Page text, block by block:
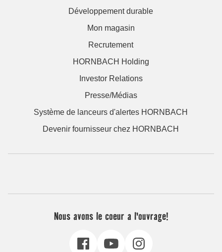
Développement durable
Mon magasin
Recrutement
HORNBACH Holding
Investor Relations
Presse/Médias
Système de lanceurs d'alertes HORNBACH
Devenir fournisseur chez HORNBACH
Nous avons le coeur a l'ouvrage!